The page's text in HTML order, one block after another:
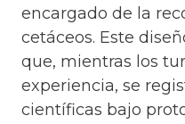
encargado de la
cetáceos. Este
que, mientras los
experiencia, se
científicas bajo